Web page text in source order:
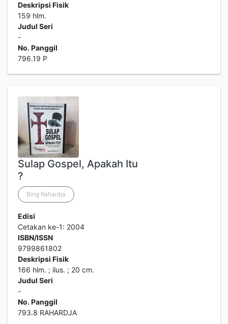
Deskripsi Fisik
159 hlm.
Judul Seri
-
No. Panggil
796.19 P
Sulap Gospel, Apakah Itu
?
Bing Rahardja
Edisi
Cetakan ke-1: 2004
ISBN/ISSN
9799861802
Deskripsi Fisik
166 hlm. ; ilus. ; 20 cm.
Judul Seri
-
No. Panggil
793.8 RAHARDJA